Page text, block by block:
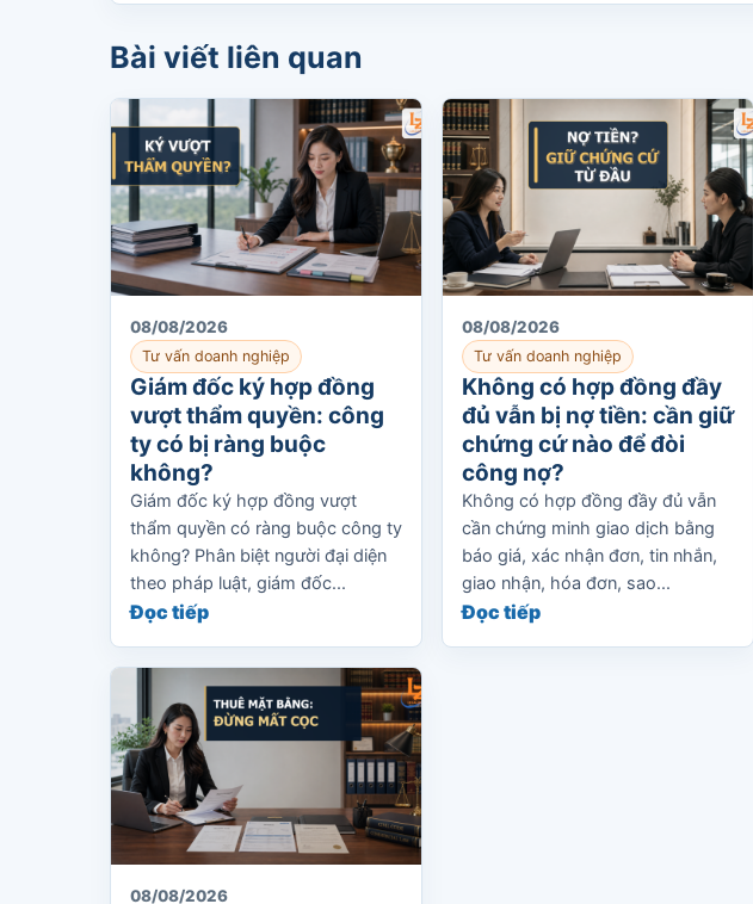
Bài viết liên quan
08/08/2026
Tư vấn doanh nghiệp
Giám đốc ký hợp đồng
vượt thẩm quyền: công
ty có bị ràng buộc
không?
Giám đốc ký hợp đồng vượt
thẩm quyền có ràng buộc công ty
không? Phân biệt người đại diện
theo pháp luật, giám đốc...
Đọc tiếp
08/08/2026
Tư vấn doanh nghiệp
Không có hợp đồng đầy
đủ vẫn bị nợ tiền: cần giữ
chứng cứ nào để đòi
công nợ?
Không có hợp đồng đầy đủ vẫn
cần chứng minh giao dịch bằng
báo giá, xác nhận đơn, tin nhắn,
giao nhận, hóa đơn, sao...
Đọc tiếp
08/08/2026